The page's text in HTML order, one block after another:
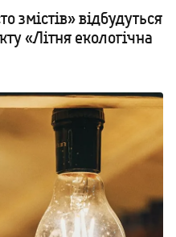
змістів» відбудуться
«Літня екологічна